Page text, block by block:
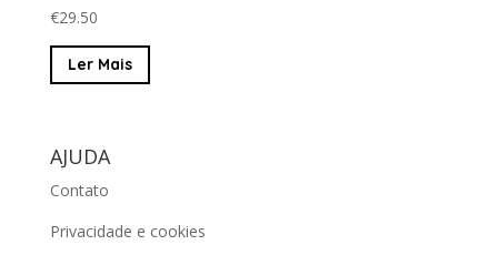
€29.50
Ler Mais
AJUDA
Contato
Privacidade e cookies